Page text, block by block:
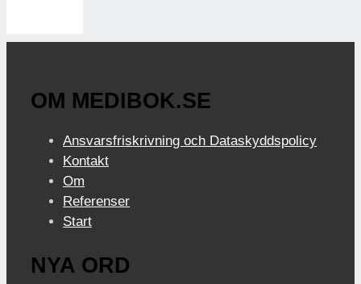
OM MEDIBOK.SE
Ansvarsfriskrivning och Dataskyddspolicy
Kontakt
Om
Referenser
Start
NYA ORD